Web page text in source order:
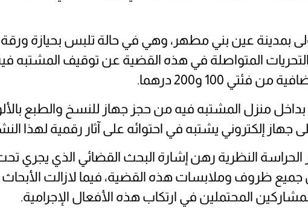
بمدينة عين بني مطهر، وهي في حالة تلبس بحيازة
المتواصلة في هذه القضية عن توقيف المشتبه فيه
منزل المشتبه فيه من حجز جهاز للنسخ والطبع
جهاز إلكتروني يشتبه في احتوائه على آثار رقمية لهذا
الحراسة النظرية رهن إشارة البحث القضائي الذي يجري
ظروف وملابسات هذه القضية، فيما لازالت الأبحاث
المحتملين في ارتكاب هذه الأفعال الإجرامية.